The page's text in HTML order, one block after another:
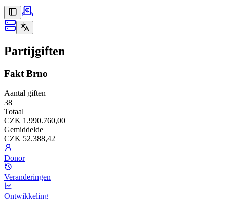
Partijgiften
Fakt Brno
Aantal giften
38
Totaal
CZK 1.990.760,00
Gemiddelde
CZK 52.388,42
Donor
Veranderingen
Ontwikkeling